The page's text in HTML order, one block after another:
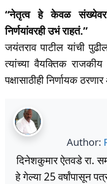
“नेतृत्व हे केवळ संख्येवर
निर्णयांवरही उभं राहतं.”
जयंतराव पाटील यांची
त्यांच्या वैयक्तिक
पक्षासाठीही निर्णायक
Author:
दिनेशकुमार ऐतवडे रा.
हे गेल्या 25 वर्षांपासून